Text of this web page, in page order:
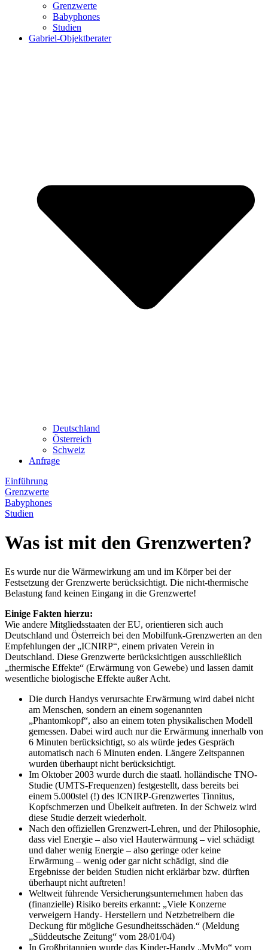
Grenzwerte
Babyphones
Studien
Gabriel-Objektberater
Deutschland
Österreich
Schweiz
Anfrage
Einführung
Grenzwerte
Babyphones
Studien
Was ist mit den Grenzwerten?
Es wurde nur die Wärmewirkung am und im Körper bei der
Festsetzung der Grenzwerte berücksichtigt. Die nicht-thermische
Belastung fand keinen Eingang in die Grenzwerte!
Einige Fakten hierzu:
Wie andere Mitgliedsstaaten der EU, orientieren sich auch
Deutschland und Österreich bei den Mobilfunk-Grenzwerten an den
Empfehlungen der „ICNIRP“, einem privaten Verein in
Deutschland. Diese Grenzwerte berücksichtigen ausschließlich
„thermische Effekte“ (Erwärmung von Gewebe) und lassen damit
wesentliche biologische Effekte außer Acht.
Die durch Handys verursachte Erwärmung wird dabei nicht
am Menschen, sondern an einem sogenannten
„Phantomkopf“, also an einem toten physikalischen Modell
gemessen. Dabei wird auch nur die Erwärmung innerhalb von
6 Minuten berücksichtigt, so als würde jedes Gespräch
automatisch nach 6 Minuten enden. Längere Zeitspannen
wurden überhaupt nicht berücksichtigt.
Im Oktober 2003 wurde durch die staatl. holländische TNO-
Studie (UMTS-Frequenzen) festgestellt, dass bereits bei
einem 5.000stel (!) des ICNIRP-Grenzwertes Tinnitus,
Kopfschmerzen und Übelkeit auftreten. In der Schweiz wird
diese Studie derzeit wiederholt.
Nach den offiziellen Grenzwert-Lehren, und der Philosophie,
dass viel Energie – also viel Hauterwärmung – viel schädigt
und daher wenig Energie – also geringe oder keine
Erwärmung – wenig oder gar nicht schädigt, sind die
Ergebnisse der beiden Studien nicht erklärbar bzw. dürften
überhaupt nicht auftreten!
Weltweit führende Versicherungsunternehmen haben das
(finanzielle) Risiko bereits erkannt: „Viele Konzerne
verweigern Handy- Herstellern und Netzbetreibern die
Deckung für mögliche Gesundheitsschäden.“ (Meldung
„Süddeutsche Zeitung“ vom 28/01/04)
In Großbritannien wurde das Kinder-Handy „MyMo“ vom